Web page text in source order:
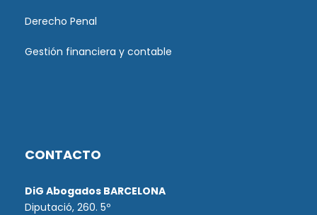
Derecho Penal
Gestión financiera y contable
CONTACTO
DiG Abogados BARCELONA
Diputació, 260. 5º